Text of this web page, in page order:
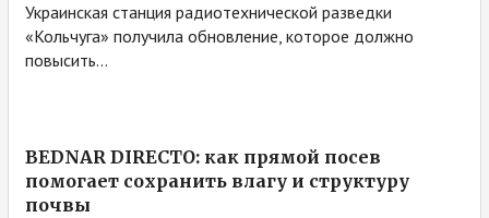
Украинская станция радиотехнической разведки
«Кольчуга» получила обновление, которое должно
повысить...
BEDNAR DIRECTO: как прямой посев
помогает сохранить влагу и структуру
почвы